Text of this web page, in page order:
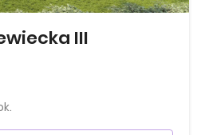
III